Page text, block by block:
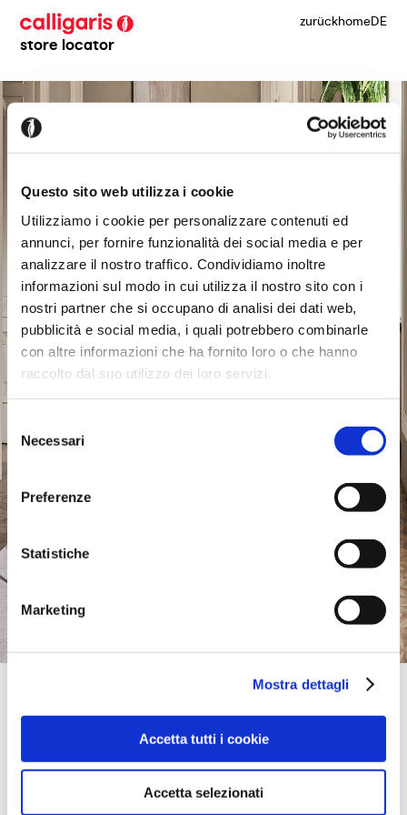
Questo sito web utilizza i cookie
Utilizziamo i cookie per personalizzare contenuti ed
annunci, per fornire funzionalità dei social media e per
analizzare il nostro traffico. Condividiamo inoltre
informazioni sul modo in cui utilizza il nostro sito con i
nostri partner che si occupano di analisi dei dati web,
pubblicità e social media, i quali potrebbero combinarle
con altre informazioni che ha fornito loro o che hanno
raccolto dal suo utilizzo dei loro servizi.
del
consenso
Necessari
Preferenze
Statistiche
Marketing
Mostra dettagli
Accetta tutti i cookie
Accetta selezionati
store locator
zurückhomeDE
Ul. Dabrowskiego 109,
60574, Poznan, Polen
+48791994094